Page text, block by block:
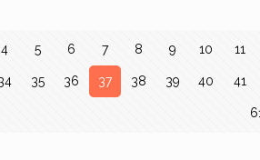
4 5 6 7 8 9 10 11
35 36 37 38 39 40 41